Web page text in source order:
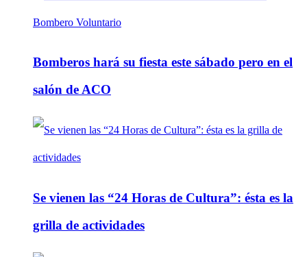
Bomberos hará su fiesta este sábado pero en el
salón de ACO
Se vienen las “24 Horas de Cultura”: ésta es la
grilla de actividades